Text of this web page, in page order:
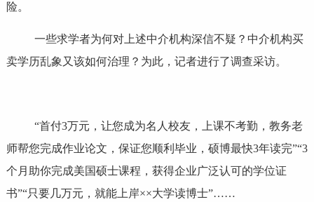
险。
一些求学者为何对上述中介机构深信不疑？中介机构买
卖学历乱象又该如何治理？为此，记者进行了调查采访。
“首付3万元，让您成为名人校友，上课不考勤，教务老
师帮您完成作业论文，保证您顺利毕业，硕博最快3年读完”“3
个月助你完成美国硕士课程，获得企业广泛认可的学位证
书”“只要几万元，就能上岸××大学读博士”……